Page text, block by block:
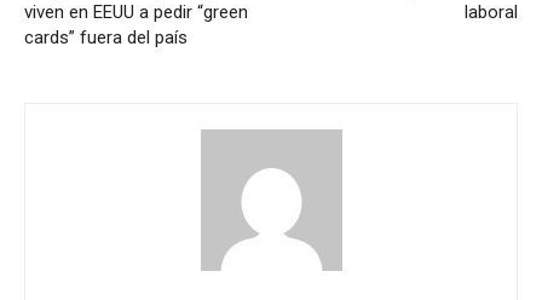
viven en EEUU a pedir “green
cards” fuera del país
laboral